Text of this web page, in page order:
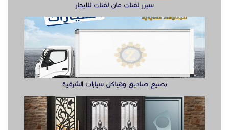
ابواب حديد ليزر او مشغول الشرقيه